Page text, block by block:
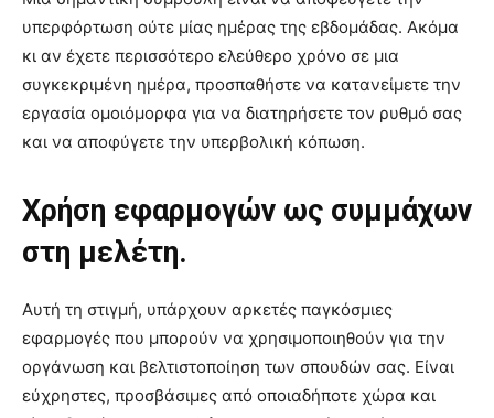
υπερφόρτωση ούτε μίας ημέρας της εβδομάδας. Ακόμα
κι αν έχετε περισσότερο ελεύθερο χρόνο σε μια
συγκεκριμένη ημέρα, προσπαθήστε να κατανείμετε την
εργασία ομοιόμορφα για να διατηρήσετε τον ρυθμό σας
και να αποφύγετε την υπερβολική κόπωση.
Χρήση εφαρμογών ως συμμάχων
στη μελέτη.
Αυτή τη στιγμή, υπάρχουν αρκετές παγκόσμιες
εφαρμογές που μπορούν να χρησιμοποιηθούν για την
οργάνωση και βελτιστοποίηση των σπουδών σας. Είναι
εύχρηστες, προσβάσιμες από οποιαδήποτε χώρα και